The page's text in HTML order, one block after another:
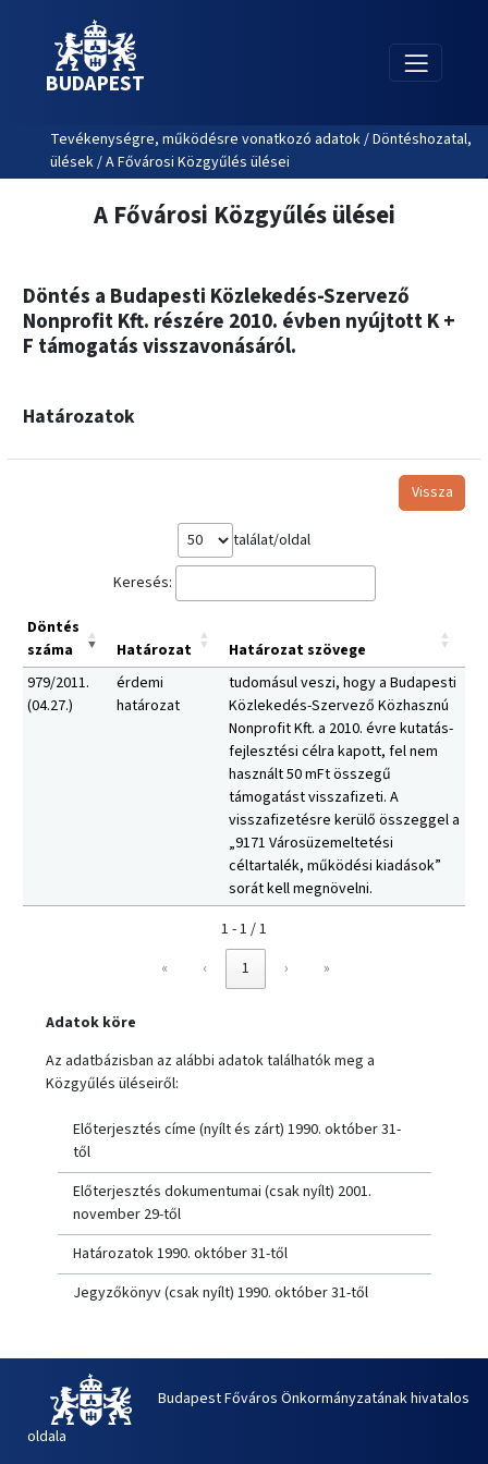
BUDAPEST
Tevékenységre, működésre vonatkozó adatok / Döntéshozatal,
ülések / A Fővárosi Közgyűlés ülései
A Fővárosi Közgyűlés ülései
Döntés a Budapesti Közlekedés-Szervező
Nonprofit Kft. részére 2010. évben nyújtott K +
F támogatás visszavonásáról.
Határozatok
Vissza
találat/oldal
Keresés:
Döntés
száma
Határozat
Határozat szövege
979/2011.
(04.27.)
érdemi
határozat
tudomásul veszi, hogy a Budapesti
Közlekedés-Szervező Közhasznú
Nonprofit Kft. a 2010. évre kutatás-
fejlesztési célra kapott, fel nem
használt 50 mFt összegű
támogatást visszafizeti. A
visszafizetésre kerülő összeggel a
„9171 Városüzemeltetési
céltartalék, működési kiadások”
sorát kell megnövelni.
1 - 1 / 1
«
‹ 1 › »
Adatok köre
Az adatbázisban az alábbi adatok találhatók meg a
Közgyűlés üléseiről:
Előterjesztés címe (nyílt és zárt) 1990. október 31-
től
Előterjesztés dokumentumai (csak nyílt) 2001.
november 29-től
Határozatok 1990. október 31-től
Jegyzőkönyv (csak nyílt) 1990. október 31-től
Budapest Főváros Önkormányzatának hivatalos
oldala